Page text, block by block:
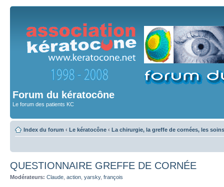
Forum du kératocône
Le forum des patients KC
Index du forum ‹ Le kératocône ‹ La chirurgie, la greffe de cornées, les
QUESTIONNAIRE GREFFE DE CORNÉE
Modérateurs: Claude action yarsky, françois